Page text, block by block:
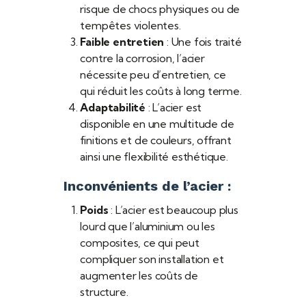
risque de chocs physiques ou de
tempêtes violentes.
Faible entretien : Une fois traité
contre la corrosion, l’acier
nécessite peu d’entretien, ce
qui réduit les coûts à long terme.
Adaptabilité : L’acier est
disponible en une multitude de
finitions et de couleurs, offrant
ainsi une flexibilité esthétique.
Inconvénients de l’acier :
Poids : L’acier est beaucoup plus
lourd que l’aluminium ou les
composites, ce qui peut
compliquer son installation et
augmenter les coûts de
structure.